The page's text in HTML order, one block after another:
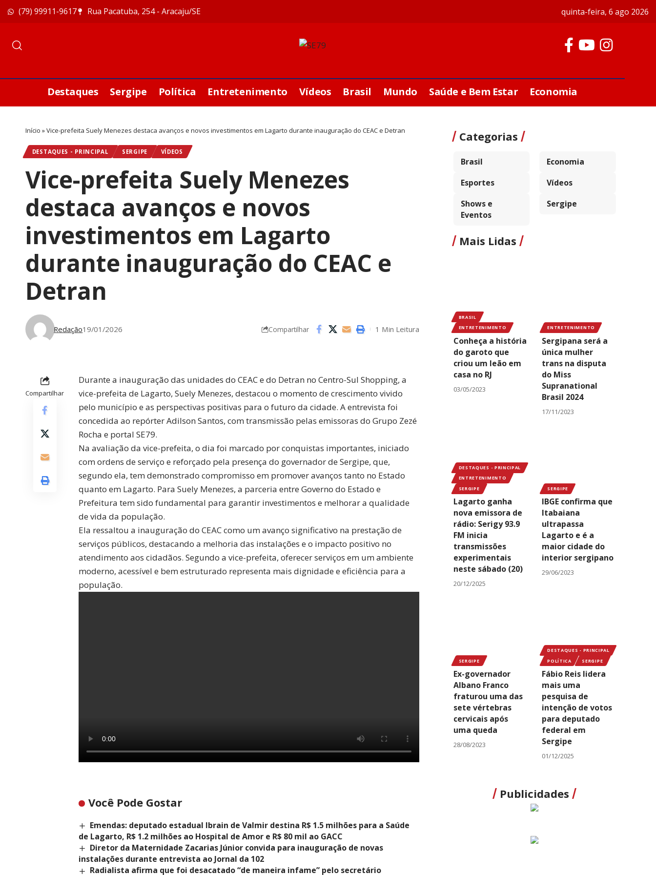
(79) 99911-9617 Rua Pacatuba, 254 - Aracaju/SE quinta-feira, 6 ago 2026
Destaques Sergipe Política Entretenimento Vídeos Brasil Mundo Saúde e Bem Estar Economia
Início »Vice-prefeita Suely Menezes destaca avanços e novos investimentos em Lagarto durante inauguração do CEAC e Detran
DESTAQUES - PRINCIPAL SERGIPE VÍDEOS
Vice-prefeita Suely Menezes
destaca avanços e novos
investimentos em Lagarto
durante inauguração do CEAC e
Detran
Redação19/01/2026 Compartilhar 1 Min Leitura
Compartilhar
Durante a inauguração das unidades do CEAC e do Detran no Centro-Sul Shopping, a
vice-prefeita de Lagarto, Suely Menezes, destacou o momento de crescimento vivido
pelo município e as perspectivas positivas para o futuro da cidade. A entrevista foi
concedida ao repórter Adilson Santos, com transmissão pelas emissoras do Grupo Zezé
Rocha e portal SE79.
Na avaliação da vice-prefeita, o dia foi marcado por conquistas importantes, iniciado
com ordens de serviço e reforçado pela presença do governador de Sergipe, que,
segundo ela, tem demonstrado compromisso em promover avanços tanto no Estado
quanto em Lagarto. Para Suely Menezes, a parceria entre Governo do Estado e
Prefeitura tem sido fundamental para garantir investimentos e melhorar a qualidade
de vida da população.
Ela ressaltou a inauguração do CEAC como um avanço significativo na prestação de
serviços públicos, destacando a melhoria das instalações e o impacto positivo no
atendimento aos cidadãos. Segundo a vice-prefeita, oferecer serviços em um ambiente
moderno, acessível e bem estruturado representa mais dignidade e eficiência para a
população.
Você Pode Gostar
Emendas: deputado estadual Ibrain de Valmir destina R$ 1.5 milhões para a Saúde
de Lagarto, R$ 1.2 milhões ao Hospital de Amor e R$ 80 mil ao GACC
Diretor da Maternidade Zacarias Júnior convida para inauguração de novas
instalações durante entrevista ao Jornal da 102
Radialista afirma que foi desacatado “de maneira infame” pelo secretário
Categorias
Brasil
Economia
Esportes
Vídeos
Shows e
Eventos
Sergipe
Mais Lidas
BRASIL
ENTRETENIMENTO
Conheça a história
do garoto que
criou um leão em
casa no RJ
03/05/2023
ENTRETENIMENTO
Sergipana será a
única mulher
trans na disputa
do Miss
Supranational
Brasil 2024
17/11/2023
DESTAQUES - PRINCIPAL
ENTRETENIMENTO
SERGIPE
Lagarto ganha
nova emissora de
rádio: Serigy 93.9
FM inicia
transmissões
experimentais
neste sábado (20)
20/12/2025
SERGIPE
IBGE confirma que
Itabaiana
ultrapassa
Lagarto e é a
maior cidade do
interior sergipano
29/06/2023
SERGIPE
Ex-governador
Albano Franco
fraturou uma das
sete vértebras
cervicais após
uma queda
28/08/2023
DESTAQUES - PRINCIPAL
POLÍTICA
SERGIPE
Fábio Reis lidera
mais uma
pesquisa de
intenção de votos
para deputado
federal em
Sergipe
01/12/2025
Publicidades